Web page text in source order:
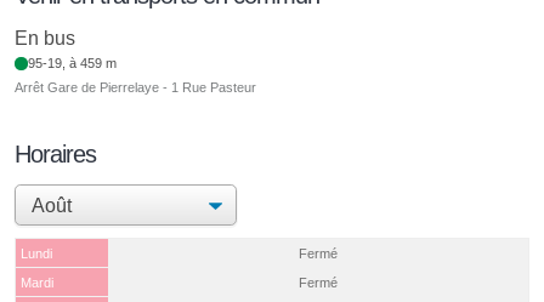
En bus
95-19, à 459 m
Arrêt Gare de Pierrelaye - 1 Rue Pasteur
Horaires
Lundi
Fermé
Mardi
Fermé